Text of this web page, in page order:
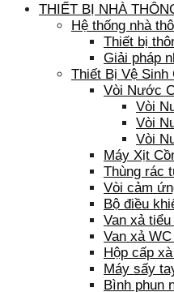
THIẾT BỊ NHÀ
Hệ thống nhà
Thiết bị
Giải pháp
Thiết Bị Vệ Sinh
Vòi Nước
Vòi
Vòi
Vòi
Máy Xịt
Thùng rác
Vòi cảm
Bộ điều
Van xả
Van xả
Hộp cấp
Máy sấy
Bình phun